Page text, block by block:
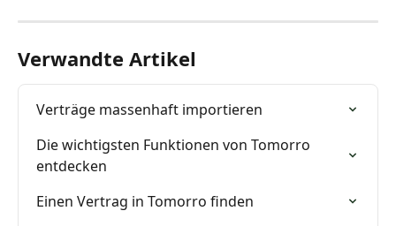
Verwandte Artikel
Verträge massenhaft importieren
Die wichtigsten Funktionen von Tomorro
entdecken
Einen Vertrag in Tomorro finden